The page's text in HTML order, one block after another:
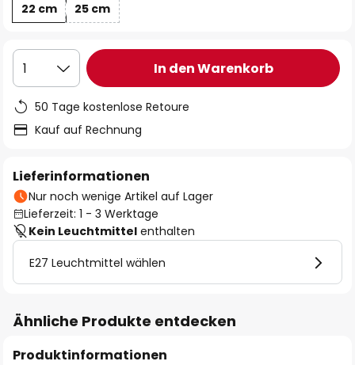
22 cm
25 cm
1 In den Warenkorb
50 Tage kostenlose Retoure
Kauf auf Rechnung
Lieferinformationen
Nur noch wenige Artikel auf Lager
Lieferzeit: 1 - 3 Werktage
Kein Leuchtmittel enthalten
E27 Leuchtmittel wählen
Ähnliche Produkte entdecken
Produktinformationen